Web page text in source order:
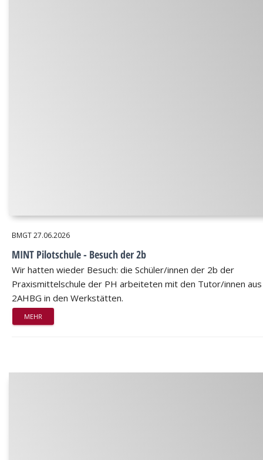
BMGT27.06.2026
MINT Pilotschule - Besuch der 2b
Wir hatten wieder Besuch: die Schüler/innen der 2b der
Praxismittelschule der PH arbeiteten mit den Tutor/innen
2AHBG in den Werkstätten.
MEHR